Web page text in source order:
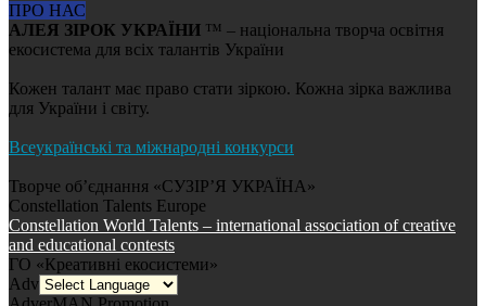
ПРО НАС
АЛЕЯ ЗІРОК УКРАЇНИ ™ – національна творча освітня
екосистема для всіх талантів України
Кожен талант має право стати зіркою. Кожна зірка важлива
для України і світу.
Всеукраїнські та міжнародні конкурси
Творче об’єднання «СУЗІР’Я УКРАЇНА»
Constellation Talents Europe
Constellation World Talents – international association of creative
and educational contests
ГО «Креативні екосистеми»
AdverMAN Education